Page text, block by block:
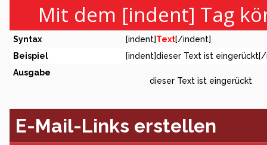
Mit dem [indent] Tag
Syntax [indent]Text[/indent]
Beispiel
[indent]dieser Text ist
Ausgabe
dieser Text ist eingerückt
E-Mail-Links erstellen